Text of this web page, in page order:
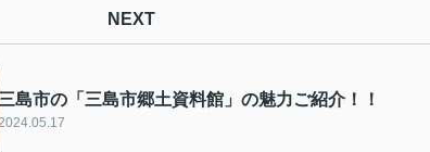
NEXT
三島市の「三島市郷土資料館」の魅力ご紹介！！
2024.05.17